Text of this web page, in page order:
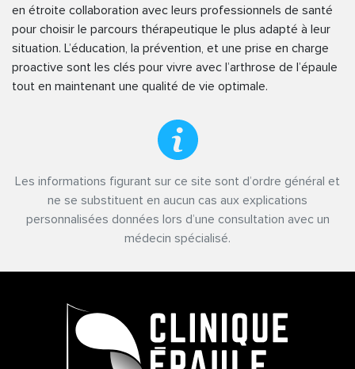
en étroite collaboration avec leurs professionnels de santé
pour choisir le parcours thérapeutique le plus adapté à leur
situation. L’éducation, la prévention, et une prise en charge
proactive sont les clés pour vivre avec l’arthrose de l’épaule
tout en maintenant une qualité de vie optimale.
Les informations figurant sur ce site sont d’ordre général et
ne se substituent en aucun cas aux explications
personnalisées données lors d’une consultation avec un
médecin spécialisé.